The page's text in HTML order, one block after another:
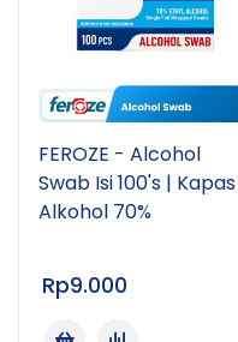
FEROZE - Alcohol
Swab Isi 100's | Kapas
Alkohol 70%
Rp9.000